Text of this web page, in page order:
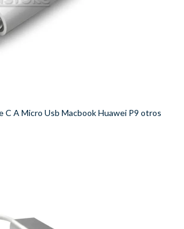
C A Micro Usb Macbook Huawei P9 otros